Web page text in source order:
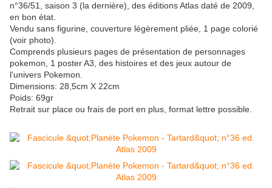
n°36/51, saison 3 (la dernière), des éditions Atlas daté de 2009,
en bon état.
Vendu sans figurine, couverture légèrement pliée, 1 page colorié
(voir photo).
Comprends plusieurs pages de présentation de personnages
pokemon, 1 poster A3, des histoires et des jeux autour de
l'univers Pokemon.
Dimensions: 28,5cm X 22cm
Poids: 69gr
Retrait sur place ou frais de port en plus, format lettre possible.